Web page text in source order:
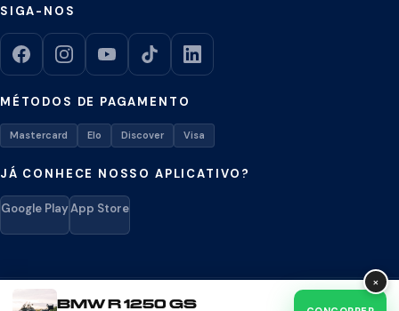
×
BMW R 1250 GS
SIGA-NOS
MÉTODOS DE PAGAMENTO
Mastercard Elo Discover Visa
JÁ CONHECE NOSSO APLICATIVO?
Google PlayApp Store
Retornar © 2026. Todos os direitos reservados.